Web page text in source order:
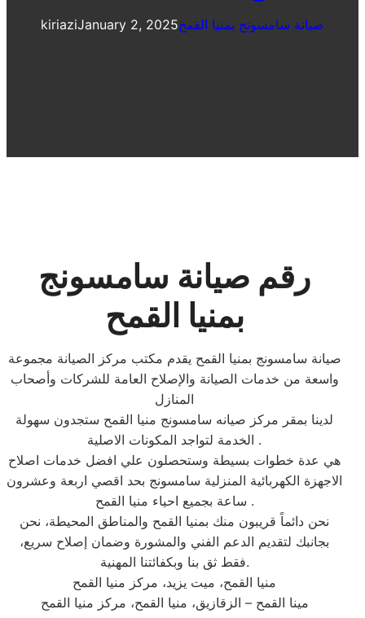
kiriaziJanuary 2, 2025صيانة سامسونج بمنيا القمح
رقم صيانة سامسونج
بمنيا القمح
صيانة سامسونج بمنيا القمح يقدم مكتب مركز الصيانة مجموعة
واسعة من خدمات الصيانة والإصلاح العامة للشركات وأصحاب
المنازل
لدينا بمقر مركز صيانه سامسونج منيا القمح ستجدون سهولة
الخدمة لتواجد المكونات الاصلية .
هي عدة خطوات بسيطة وستحصلون علي افضل خدمات اصلاح
الاجهزة الكهربائية المنزلية سامسونج بحد اقصي اربعة وعشرون
ساعة بجميع احياء منيا القمح .
نحن دائماً قريبون منك بمنيا القمح والمناطق المحيطة، نحن
بجانبك لتقديم الدعم الفني والمشورة وضمان إصلاح سريع،
فقط ثق بنا وبكفائتنا المهنية.
منيا القمح، ميت يزيد، مركز منيا القمح
مينا القمح – الزقازيق، منيا القمح، مركز منيا القمح